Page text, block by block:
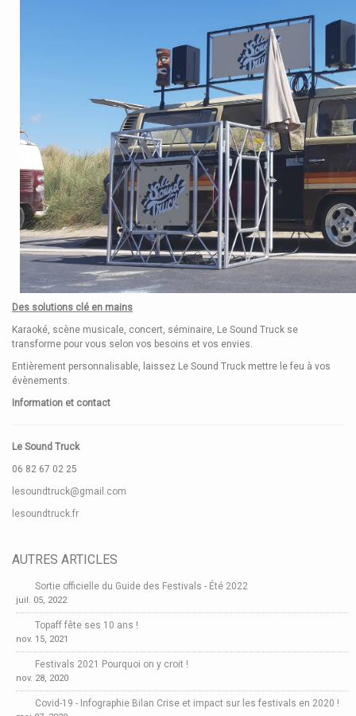
Des solutions clé en mains
Karaoké, scène musicale, concert, séminaire, Le Sound Truck se
transforme pour vous selon vos besoins et vos envies.
Entièrement personnalisable, laissez Le Sound Truck mettre le feu à vos
évènements.
Information et contact
Le Sound Truck
06 82 67 02 25
lesoundtruck@gmail.com
lesoundtruck.fr
AUTRES ARTICLES
Sortie officielle du Guide des Festivals - Été 2022
juil. 05, 2022
Topaff fête ses 10 ans !
nov. 15, 2021
Festivals 2021 Pourquoi on y croit !
nov. 28, 2020
Covid-19 - Infographie Bilan Crise et impact sur les festivals en 2020 !